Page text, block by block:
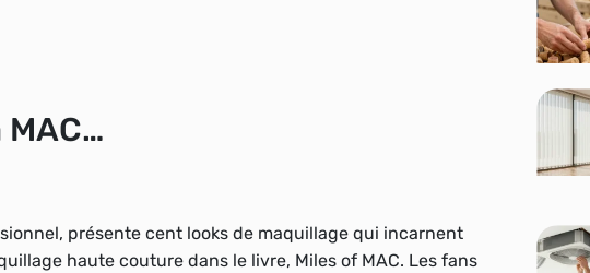
présente cent looks de maquillage qui incarnent
haute couture dans le livre, Miles of MAC. Les fans